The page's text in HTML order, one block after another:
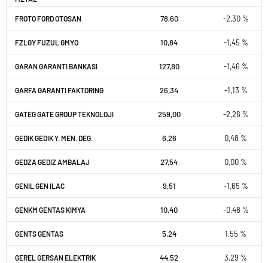
FROTO FORD OTOSAN 78,60 -2,30 %
FZLGY FUZUL GMYO 10,84 -1,45 %
GARAN GARANTI BANKASI 127,80 -1,46 %
GARFA GARANTI FAKTORING 26,34 -1,13 %
GATEG GATE GROUP TEKNOLOJI 259,00 -2,26 %
GEDIK GEDIK Y. MEN. DEG. 6,26 0,48 %
GEDZA GEDIZ AMBALAJ 27,54 0,00 %
GENIL GEN ILAC 9,51 -1,65 %
GENKM GENTAS KIMYA 10,40 -0,48 %
GENTS GENTAS 5,24 1,55 %
GEREL GERSAN ELEKTRIK 44,52 3,29 %